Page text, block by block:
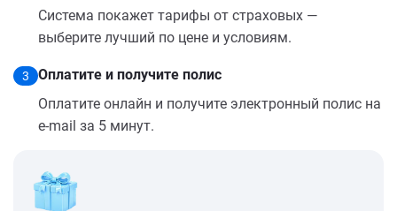
Система покажет тарифы от страховых —
выберите лучший по цене и условиям.
3
Оплатите и получите полис
Оплатите онлайн и получите электронный полис на
e-mail за 5 минут.